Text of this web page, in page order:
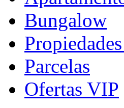
Bungalow
Parcelas
Ofertas VIP